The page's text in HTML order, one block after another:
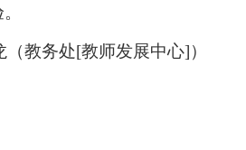
（教务处[教师发展中心]）